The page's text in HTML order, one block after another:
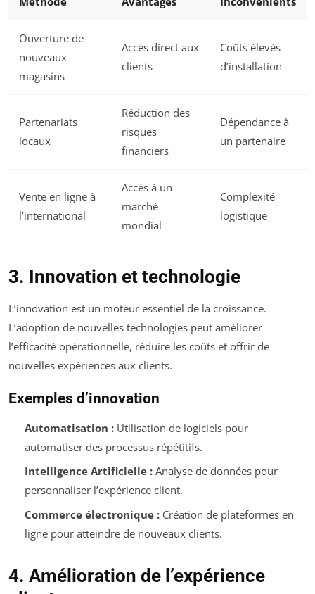
Ouverture de
nouveaux
magasins
Accès direct aux
clients
Coûts élevés
d’installation
Partenariats
locaux
Réduction des
risques
financiers
Dépendance à
un partenaire
Vente en ligne à
l’international
Accès à un
marché
mondial
Complexité
logistique
3. Innovation et technologie
L’innovation est un moteur essentiel de la croissance.
L’adoption de nouvelles technologies peut améliorer
l’efficacité opérationnelle, réduire les coûts et offrir de
nouvelles expériences aux clients.
Exemples d’innovation
Automatisation :Utilisation de logiciels pour
automatiser des processus répétitifs.
Intelligence Artificielle :Analyse de données pour
personnaliser l’expérience client.
Commerce électronique :Création de plateformes en
ligne pour atteindre de nouveaux clients.
4. Amélioration de l’expérience